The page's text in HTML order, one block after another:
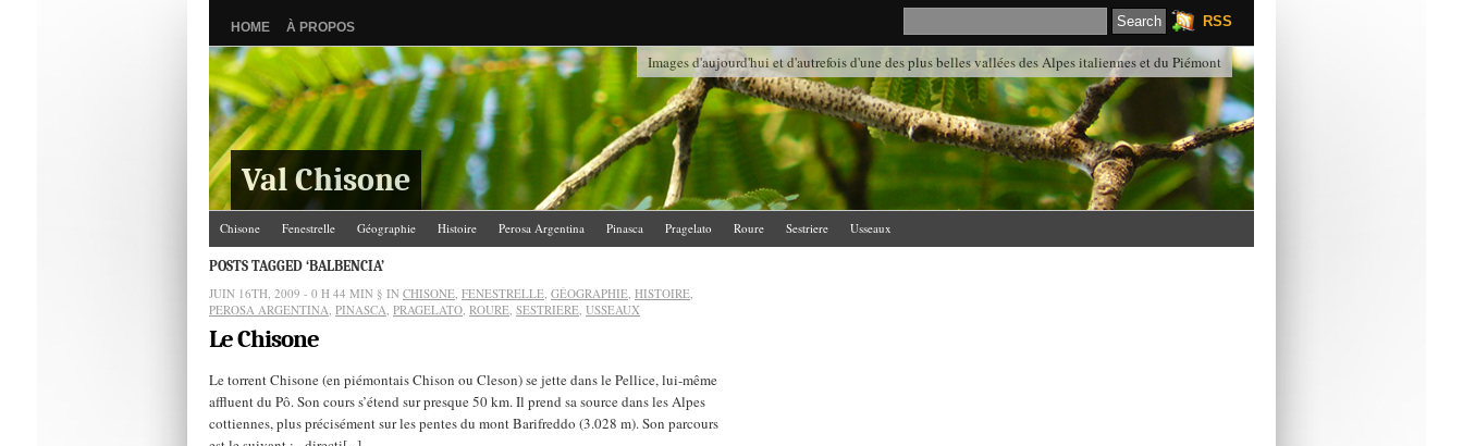
HOME À PROPOS RSS
Val Chisone
Images d'aujourd'hui et d'autrefois d'une des plus belles vallées des Alpes italiennes et du Piémont
Chisone Fenestrelle Géographie Histoire Perosa Argentina Pinasca Pragelato Roure Sestriere Usseaux
POSTS TAGGED ‘BALBENCIA’
JUIN 16TH, 2009 - 0 H 44 MIN § IN CHISONE, FENESTRELLE, GÉOGRAPHIE, HISTOIRE,
PEROSA ARGENTINA, PINASCA, PRAGELATO, ROURE, SESTRIERE, USSEAUX
Le Chisone
Le torrent Chisone (en piémontais Chison ou Cleson) se jette dans le Pellice, lui-même
affluent du Pô. Son cours s’étend sur presque 50 km. Il prend sa source dans les Alpes
cottiennes, plus précisément sur les pentes du mont Barifreddo (3.028 m). Son parcours